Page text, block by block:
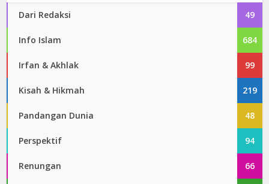
Dari Redaksi 49
Info Islam 684
Irfan & Akhlak 99
Kisah & Hikmah 219
Pandangan Dunia 48
Perspektif 94
Renungan 66